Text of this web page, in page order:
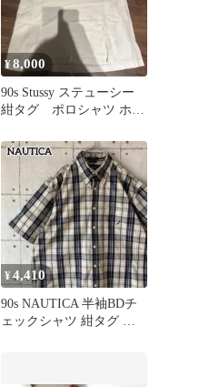
¥8,000
90s Stussy ステューシー
紺タグ ポロシャツ ホワ
¥4,410
90s NAUTICA 半袖BDチ
ェックシャツ 紺タグ 刺